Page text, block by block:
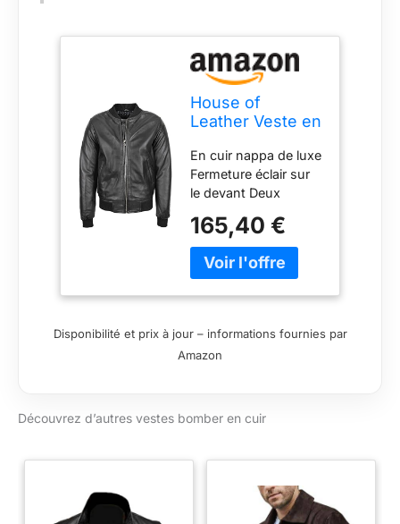
House of
Leather Veste en
pour homme
Bomber Jacke
MA-1 style
universitaire
Varsity Ryan,
Noir , XL
En cuir nappa de luxe
Fermeture éclair sur
le devant Deux
Ourlet et manchettes
en maille côtelée
Doublure intérieure
165,40 €
Disponibilité et prix à jour – informations fournies par
Amazon
Découvrez d’autres vestes bomber en cuir